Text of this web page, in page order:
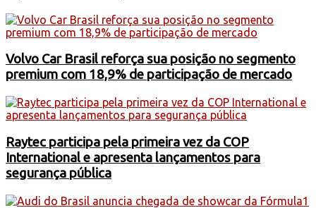
Volvo Car Brasil reforça sua posição no segmento
premium com 18,9% de participação de mercado
Raytec participa pela primeira vez da COP
International e apresenta lançamentos para
segurança pública